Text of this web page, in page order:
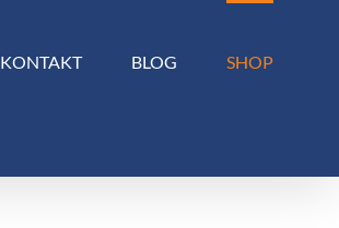
KONTAKT BLOG SHOP